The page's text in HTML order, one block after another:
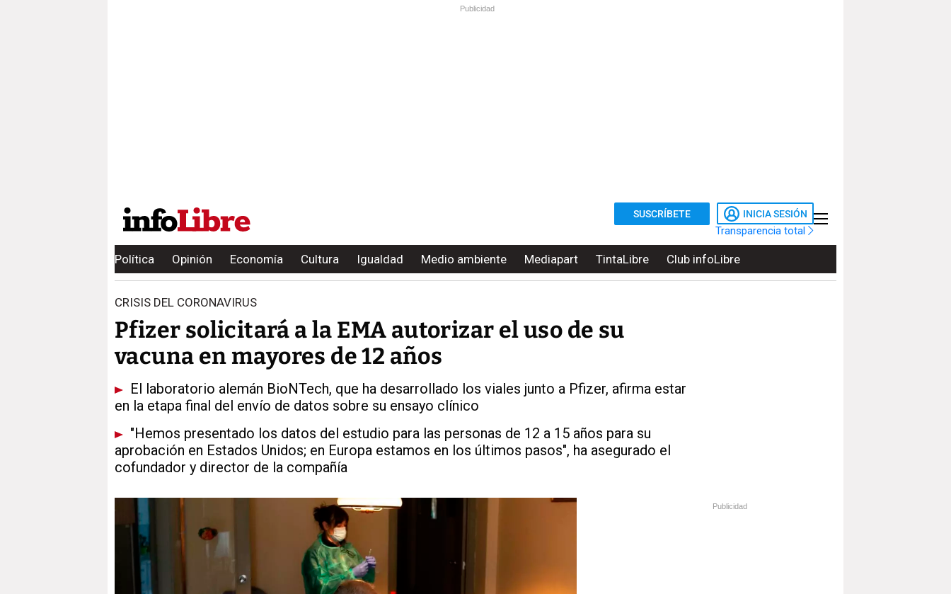
Publicidad
SUSCRÍBETE INICIA SESIÓN
Transparencia total
Política Opinión Economía Cultura Igualdad Medio ambiente Mediapart TintaLibre Club infoLibre
CRISIS DEL CORONAVIRUS
Pfizer solicitará a la EMA autorizar el uso de su
vacuna en mayores de 12 años
El laboratorio alemán BioNTech, que ha desarrollado los viales junto a Pfizer, afirma estar
en la etapa final del envío de datos sobre su ensayo clínico
"Hemos presentado los datos del estudio para las personas de 12 a 15 años para su
aprobación en Estados Unidos; en Europa estamos en los últimos pasos", ha asegurado el
cofundador y director de la compañía
Publicidad